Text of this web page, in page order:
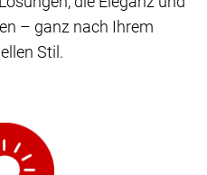
– ganz nach Ihrem
Stil.